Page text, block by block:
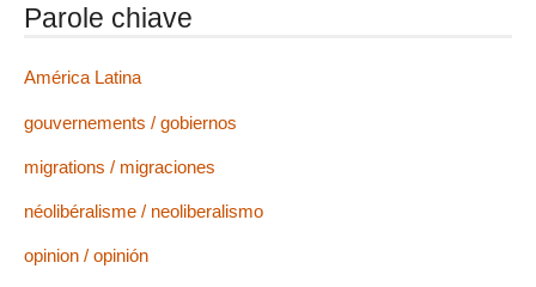
Parole chiave
América Latina
gouvernements / gobiernos
migrations / migraciones
néolibéralisme / neoliberalismo
opinion / opinión